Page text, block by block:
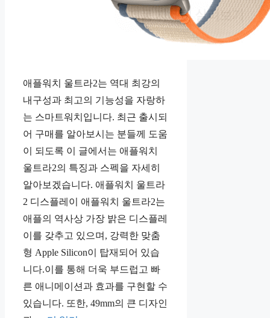
애플워치 울트라2는 역대 최강의
내구성과 최고의 기능성을 자랑하
는 스마트워치입니다. 최근 출시되
어 구매를 알아보시는 분들께 도움
이 되도록 이 글에서는 애플워치
울트라2의 특징과 스펙을 자세히
알아보겠습니다. 애플워치 울트라
2 디스플레이 애플워치 울트라2는
애플의 역사상 가장 밝은 디스플레
이를 갖추고 있으며, 강력한 맞춤
형 Apple Silicon이 탑재되어 있습
니다.이를 통해 더욱 부드럽고 빠
른 애니메이션과 효과를 구현할 수
있습니다. 또한, 49mm의 큰 디자인